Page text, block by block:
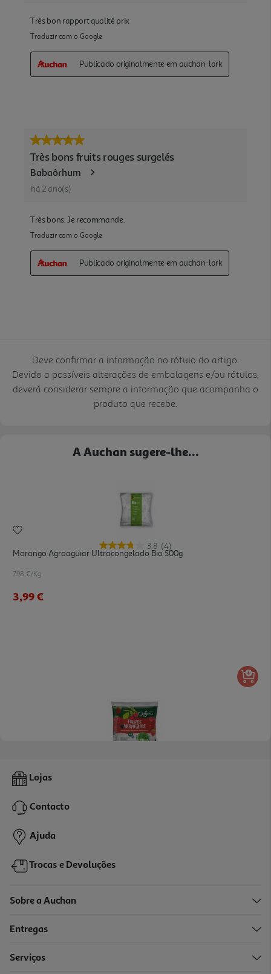
Deve confirmar a informação no rótulo do artigo.
Devido a possíveis alterações de embalagens e/ou rótulos,
deverá considerar sempre a informação que acompanha o
produto que recebe.
A Auchan sugere-lhe...
3.8 (4)
Morango Agroaguiar Ultracongelado Bio 500g
7.98 €/Kg
3,99 €
Frutas Origens Bio Mix Frutos Vermelhos 300g
3,99 €
Lojas
Contacto
Ajuda
Trocas e Devoluções
Sobre a Auchan
Entregas
Serviços